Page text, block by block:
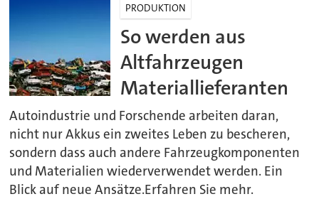
PRODUKTION
So werden aus
Altfahrzeugen
Materiallieferanten
Autoindustrie und Forschende arbeiten daran,
nicht nur Akkus ein zweites Leben zu bescheren,
sondern dass auch andere Fahrzeugkomponenten
und Materialien wiederverwendet werden. Ein
Blick auf neue Ansätze.Erfahren Sie mehr.